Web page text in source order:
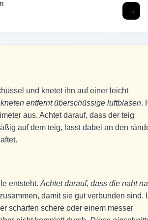
→
und knetet ihn auf einer leicht
entfernt überschüssige luftblasen.
aus. Achtet darauf, dass der teig
auf dem teig, lasst dabei an den
entsteht. Achtet darauf, dass die naht
damit sie gut verbunden sind.
scharfen schere oder einem messer